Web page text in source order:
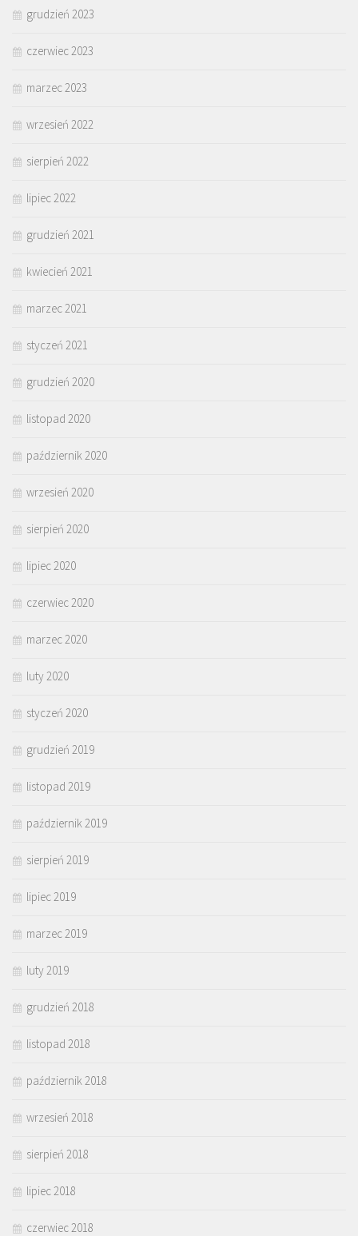
grudzień 2023
czerwiec 2023
marzec 2023
wrzesień 2022
sierpień 2022
lipiec 2022
grudzień 2021
kwiecień 2021
marzec 2021
styczeń 2021
grudzień 2020
listopad 2020
październik 2020
wrzesień 2020
sierpień 2020
lipiec 2020
czerwiec 2020
marzec 2020
luty 2020
styczeń 2020
grudzień 2019
listopad 2019
październik 2019
sierpień 2019
lipiec 2019
marzec 2019
luty 2019
grudzień 2018
listopad 2018
październik 2018
wrzesień 2018
sierpień 2018
lipiec 2018
czerwiec 2018